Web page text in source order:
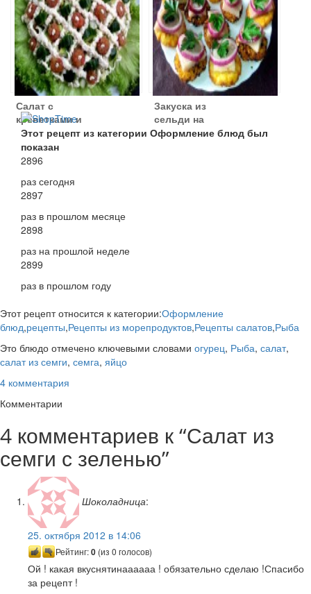
Салат с
креветками и
авокадо
Закуска из
сельди на
картофельных
Этот рецепт из категории Оформление блюд был
показан
2896
раз сегодня
2897
раз в прошлом месяце
2898
раз на прошлой неделе
2899
раз в прошлом году
Этот рецепт относится к категории:Оформление
блюд,рецепты,Рецепты из морепродуктов,Рецепты салатов,Рыба
Это блюдо отмечено ключевыми словами огурец, Рыба, салат,
салат из семги, семга, яйцо
4 комментария
Комментарии
4 комментариев к “Салат из
семги с зеленью”
Шоколадница:
25. октября 2012 в 14:06
Рейтинг:0 (из 0 голосов)
Ой ! какая вкуснятинаааааа ! обязательно сделаю !Спасибо
за рецепт !